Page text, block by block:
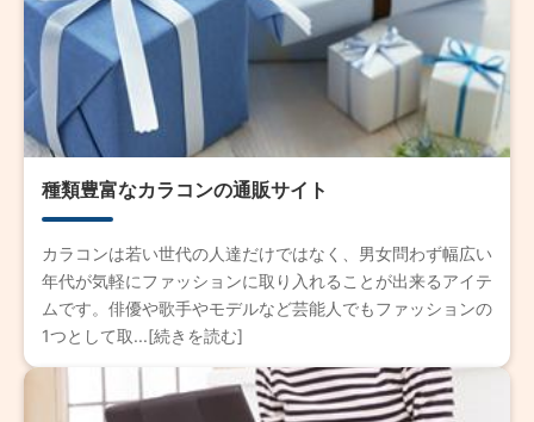
種類豊富なカラコンの通販サイト
カラコンは若い世代の人達だけではなく、男女問わず幅広い
年代が気軽にファッションに取り入れることが出来るアイテ
ムです。俳優や歌手やモデルなど芸能人でもファッションの
1つとして取...[続きを読む]